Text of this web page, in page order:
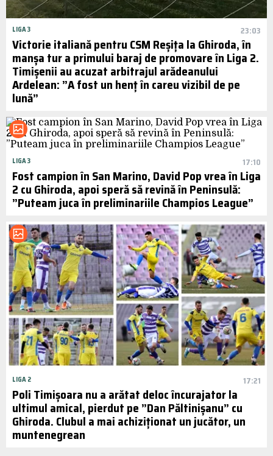
LIGA 3 23:03
Victorie italiană pentru CSM Reșița la Ghiroda, în
manșa tur a primului baraj de promovare în Liga 2.
Timișenii au acuzat arbitrajul arădeanului
Ardelean: ”A fost un henț în careu vizibil de pe
lună”
LIGA 3 17:10
Fost campion în San Marino, David Pop vrea în Liga
2 cu Ghiroda, apoi speră să revină în Peninsulă:
”Puteam juca în preliminariile Champios League”
LIGA 2 17:21
Poli Timișoara nu a arătat deloc încurajator la
ultimul amical, pierdut pe ”Dan Păltinișanu” cu
Ghiroda. Clubul a mai achiziționat un jucător, un
muntenegrean